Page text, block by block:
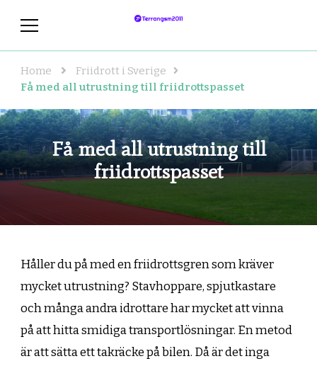
Home
Friidrott i Sverige
Få med all utrustning till friidrottspasset
Få med all utrustning till
friidrottspasset
Håller du på med en friidrottsgren som kräver
mycket utrustning? Stavhoppare, spjutkastare
och många andra idrottare har mycket att vinna
på att hitta smidiga transportlösningar. En metod
är att sätta ett takräcke på bilen. Då är det inga